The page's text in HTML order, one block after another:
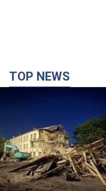
TOP NEWS